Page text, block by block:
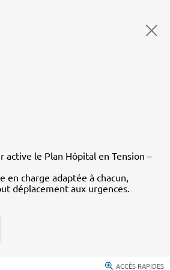
active le Plan Hôpital en Tension –
en charge adaptée à chacun,
déplacement aux urgences.
ACCÈS RAPIDES